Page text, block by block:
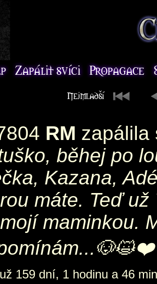
RM
běhej po
Kazana,
máte. Teď
maminkou.
159 dní, 1 hodinu a 46